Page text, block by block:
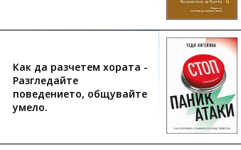
Как да разчетем хората -
Разгледайте
поведението, общувайте
умело.